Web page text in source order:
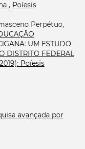
, Poíesis
Perpétuo,
UM ESTUDO
DISTRITO FEDERAL
Poíesis
avançada por